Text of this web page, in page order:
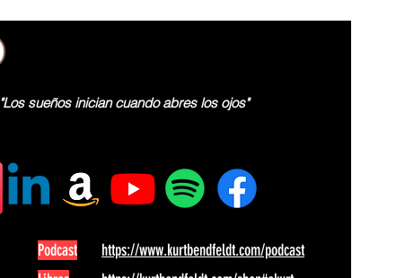
"Los sueños inician cuando abres los ojos"
Podcast
https://www.kurtbendfeldt.com/podcast